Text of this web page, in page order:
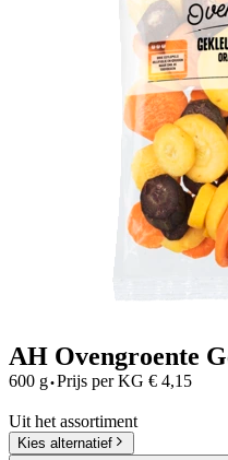
AH Ovengroente
600 g·Prijs per KG € 4,15
Uit het assortiment
Kies alternatief